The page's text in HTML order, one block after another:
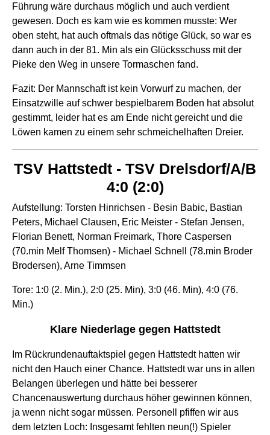
Führung wäre durchaus möglich und auch verdient
gewesen. Doch es kam wie es kommen musste: Wer
oben steht, hat auch oftmals das nötige Glück, so war es
dann auch in der 81. Min als ein Glücksschuss mit der
Pieke den Weg in unsere Tormaschen fand.
Fazit: Der Mannschaft ist kein Vorwurf zu machen, der
Einsatzwille auf schwer bespielbarem Boden hat absolut
gestimmt, leider hat es am Ende nicht gereicht und die
Löwen kamen zu einem sehr schmeichelhaften Dreier.
TSV Hattstedt - TSV Drelsdorf/A/B
4:0 (2:0)
Aufstellung: Torsten Hinrichsen - Besin Babic, Bastian
Peters, Michael Clausen, Eric Meister - Stefan Jensen,
Florian Benett, Norman Freimark, Thore Caspersen
(70.min Melf Thomsen) - Michael Schnell (78.min Broder
Brodersen), Arne Timmsen
Tore: 1:0 (2. Min.), 2:0 (25. Min), 3:0 (46. Min), 4:0 (76.
Min.)
Klare Niederlage gegen Hattstedt
Im Rückrundenauftaktspiel gegen Hattstedt hatten wir
nicht den Hauch einer Chance. Hattstedt war uns in allen
Belangen überlegen und hätte bei besserer
Chancenauswertung durchaus höher gewinnen können,
ja wenn nicht sogar müssen. Personell pfiffen wir aus
dem letzten Loch: Insgesamt fehlten neun(!) Spieler